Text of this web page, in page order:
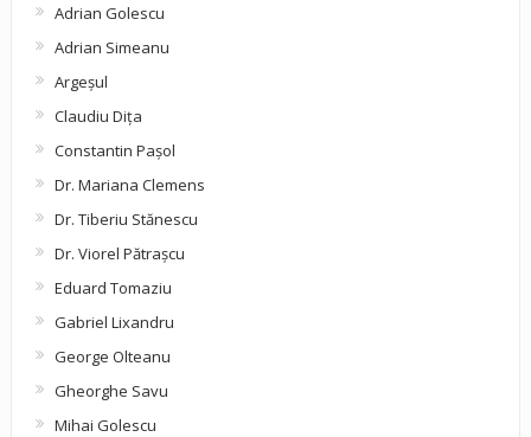
Adrian Golescu
Adrian Simeanu
Argeşul
Claudiu Diţa
Constantin Pașol
Dr. Mariana Clemens
Dr. Tiberiu Stănescu
Dr. Viorel Pătraşcu
Eduard Tomaziu
Gabriel Lixandru
George Olteanu
Gheorghe Savu
Mihai Golescu